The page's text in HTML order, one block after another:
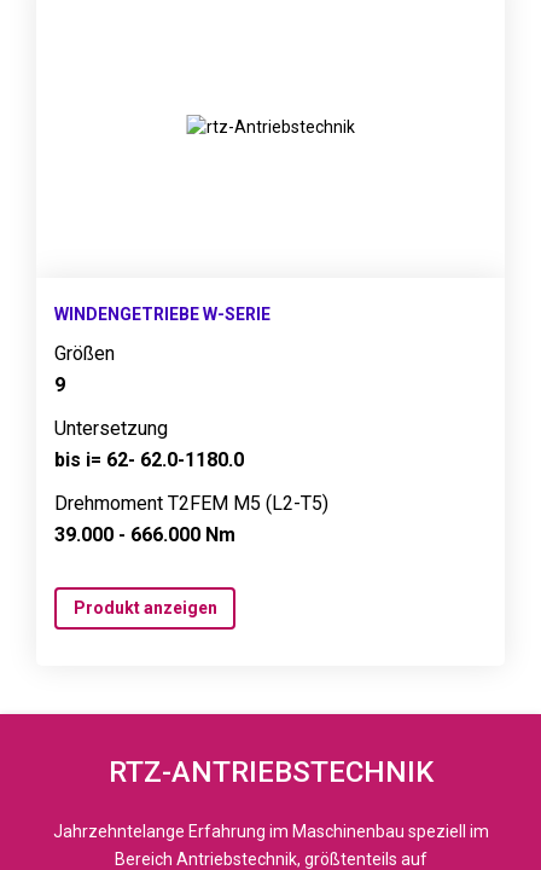
WINDENGETRIEBE W-SERIE
Größen
9
Untersetzung
bis i= 62- 62.0-1180.0
Drehmoment T2FEM M5 (L2-T5)
39.000 - 666.000 Nm
Produkt anzeigen
RTZ-ANTRIEBSTECHNIK
Jahrzehntelange Erfahrung im Maschinenbau speziell im
Bereich Antriebstechnik, größtenteils auf